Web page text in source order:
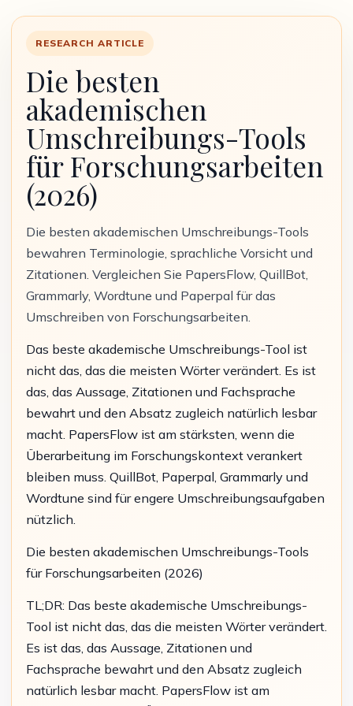
RESEARCH ARTICLE
Die besten
akademischen
Umschreibungs-Tools
für Forschungsarbeiten
(2026)
Die besten akademischen Umschreibungs-Tools
bewahren Terminologie, sprachliche Vorsicht und
Zitationen. Vergleichen Sie PapersFlow, QuillBot,
Grammarly, Wordtune und Paperpal für das
Umschreiben von Forschungsarbeiten.
Das beste akademische Umschreibungs-Tool ist
nicht das, das die meisten Wörter verändert. Es ist
das, das Aussage, Zitationen und Fachsprache
bewahrt und den Absatz zugleich natürlich lesbar
macht. PapersFlow ist am stärksten, wenn die
Überarbeitung im Forschungskontext verankert
bleiben muss. QuillBot, Paperpal, Grammarly und
Wordtune sind für engere Umschreibungsaufgaben
nützlich.
Die besten akademischen Umschreibungs-Tools
für Forschungsarbeiten (2026)
TL;DR: Das beste akademische Umschreibungs-
Tool ist nicht das, das die meisten Wörter verändert.
Es ist das, das Aussage, Zitationen und
Fachsprache bewahrt und den Absatz zugleich
natürlich lesbar macht. PapersFlow ist am